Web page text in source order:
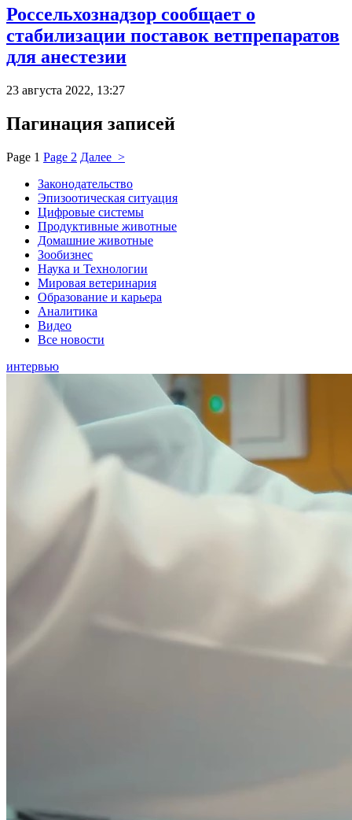
Россельхознадзор сообщает о
стабилизации поставок ветпрепаратов
для анестезии
23 августа 2022, 13:27
Пагинация записей
Page 1 Page 2 Далее >
Законодательство
Эпизоотическая ситуация
Цифровые системы
Продуктивные животные
Домашние животные
Зообизнес
Наука и Технологии
Мировая ветеринария
Образование и карьера
Аналитика
Видео
Все новости
интервью